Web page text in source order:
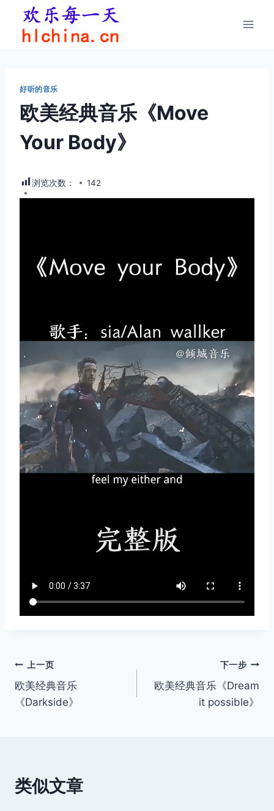
好听的音乐
欧美经典音乐《Move
Your Body》
浏览次数： 142
文
章
上一页
欧美经典音乐
《Darkside》
下一步
欧美经典音乐《Dream
it possible》
类似文章